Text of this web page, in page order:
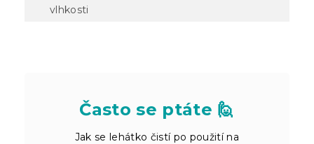
vlhkosti
Často se ptáte 🙋
Jak se lehátko čistí po použití na